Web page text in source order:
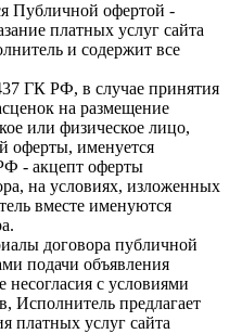
Публичной офертой -
платных услуг сайта
и содержит все
ГК РФ, в случае принятия
на размещение
или физическое лицо,
оферты, именуется
- акцепт оферты
на условиях, изложенных
вместе именуются
договора публичной
подачи объявления
с условиями
Исполнитель предлагает
платных услуг сайта